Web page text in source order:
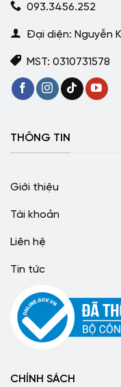
093.3456.252
Đại diện: Nguyễn
MST: 0310731578
THÔNG TIN
Giới thiệu
Tài khoản
Liên hệ
Tin tức
CHÍNH SÁCH